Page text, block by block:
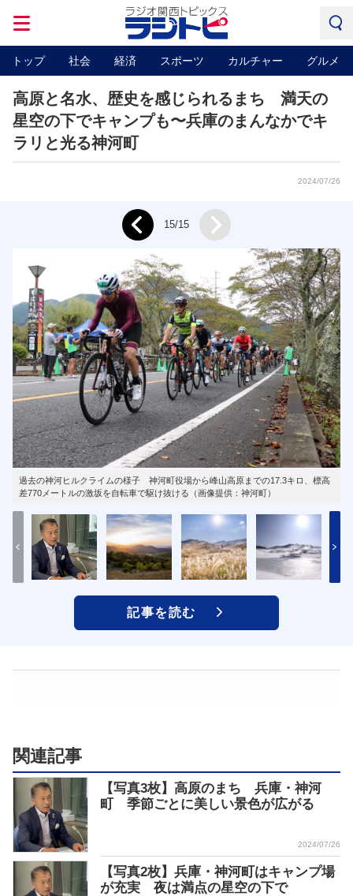
トップ 社会 経済 スポーツ カルチャー グルメ
高原と名水、歴史を感じられるまち 満天の
星空の下でキャンプも〜兵庫のまんなかでキ
ラリと光る神河町
2024/07/26
過去の神河ヒルクライムの様子 神河町役場から峰山高原までの17.3キロ、標高
差770メートルの激坂を自転車で駆け抜ける（画像提供：神河町）
Prev 15/15
記事を読む
関連記事
【写真3枚】高原のまち 兵庫・神河
町 季節ごとに美しい景色が広がる
2024/07/26
【写真2枚】兵庫・神河町はキャンプ場
が充実 夜は満点の星空の下で